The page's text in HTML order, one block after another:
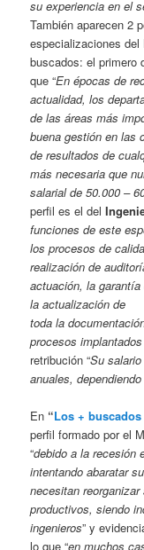
su experiencia en el
También aparecen 2
especializaciones del
buscados: el primero
que “En épocas de
actualidad, los
de las áreas más
buena gestión en las
de resultados de
más necesaria que
salarial de 50.000 –
perfil es el del
funciones de este
los procesos de
realización de
actuación, la
la actualización de
toda la
procesos
retribución “Su
anuales,
En “Los + buscados
perfil formado por el
“debido a la recesión
intentando abaratar
necesitan
productivos, siendo
ingenieros” y
lo que “en muchos